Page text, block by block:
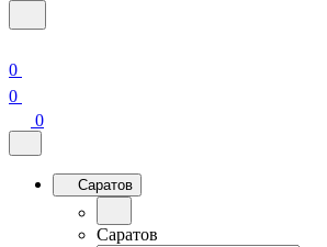
0
0
0
Саратов
Саратов